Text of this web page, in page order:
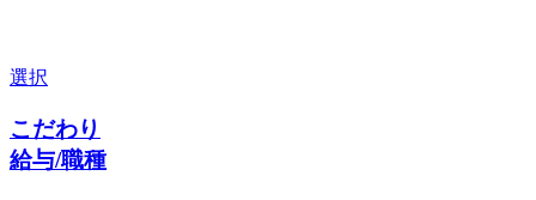
選択
こだわり
給与/職種